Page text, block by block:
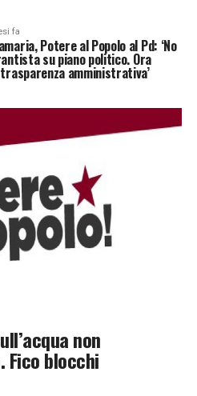
fa
Potere al Popolo al Pd: ‘No
su piano politico. Ora
amministrativa’
non
Fico blocchi